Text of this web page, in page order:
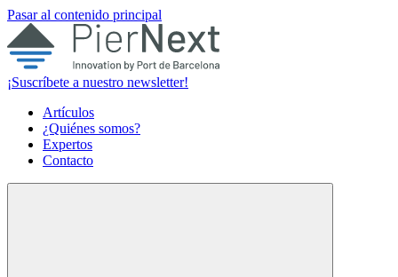
Pasar al contenido principal
¡Suscríbete a nuestro newsletter!
Artículos
¿Quiénes somos?
Expertos
Contacto